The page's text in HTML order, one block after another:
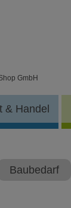
GmbH
& Handel
Baubedarf